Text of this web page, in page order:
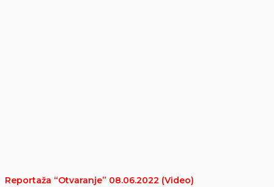
Reportaža “Otvaranje” 08.06.2022 (Video)